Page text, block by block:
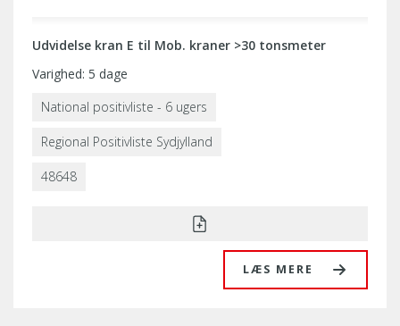
Udvidelse kran E til Mob. kraner >30 tonsmeter
National positivliste - 6 ugers
Regional Positivliste Sydjylland
48648
LÆS MERE
Varighed: 5 dage